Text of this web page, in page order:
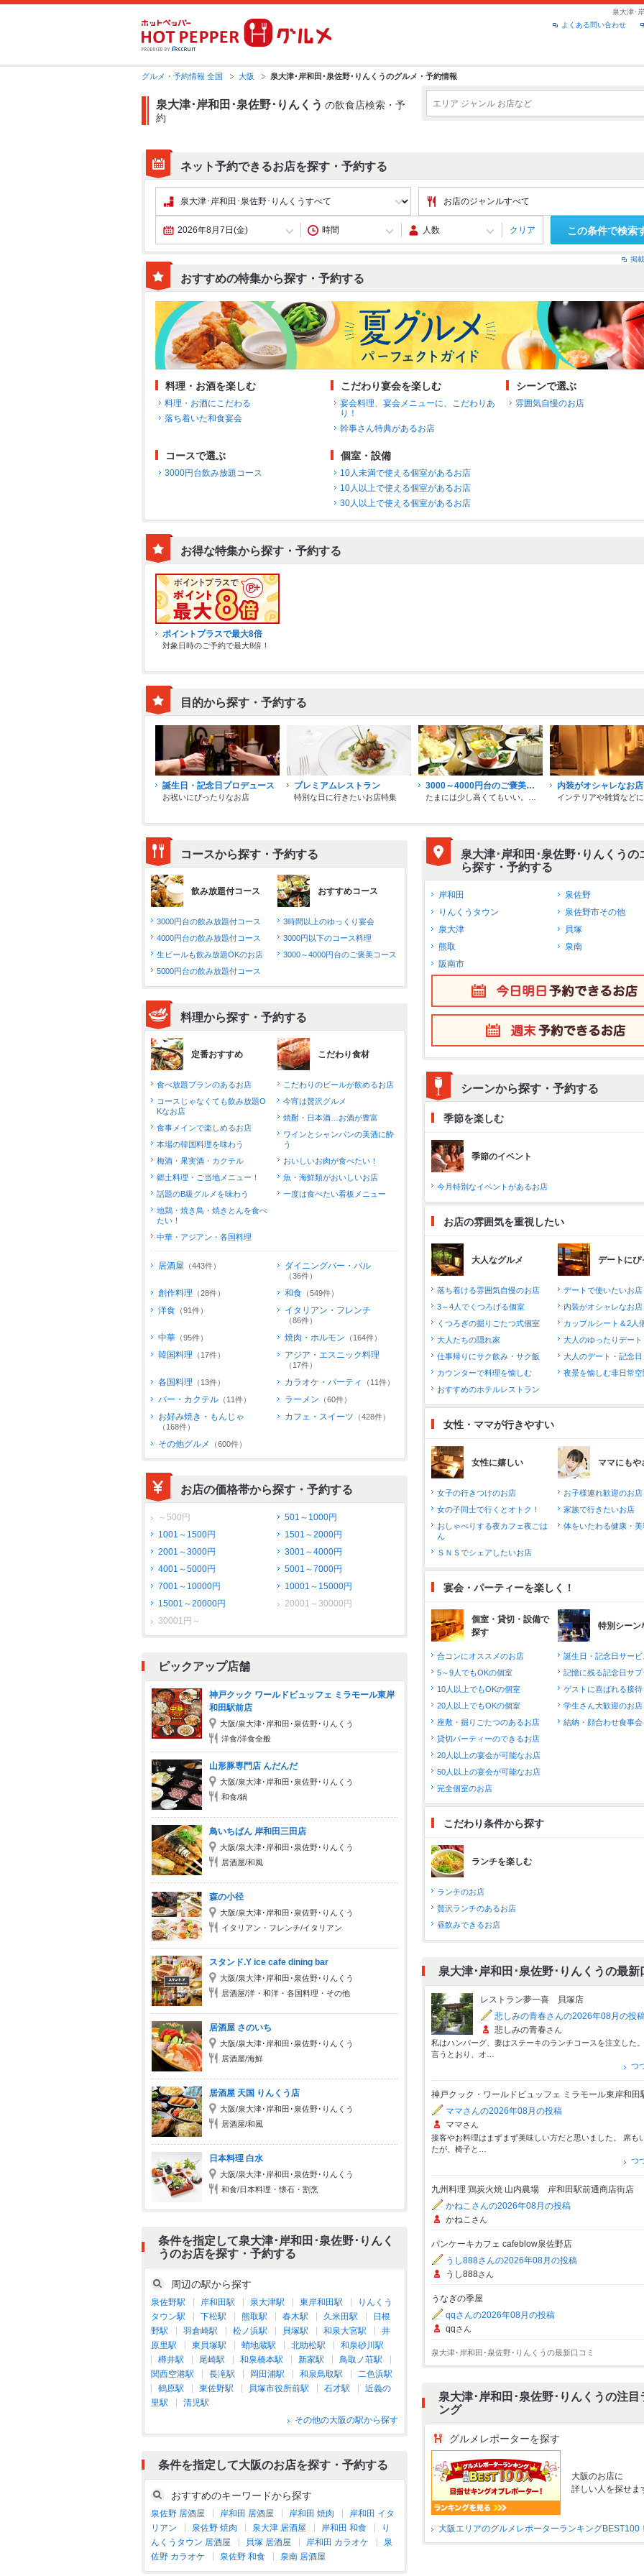
泉大津･
よくある問い合わせ
グルメ・予約情報 全国 大阪 泉大津･岸和田･泉佐野･りんくうのグルメ・予約情報
泉大津･岸和田･泉佐野･りんくう の飲食店検索・予
約
ネット予約できるお店を探す・予約する
2026年8月7日(金) クリア この条件で検索
掲
おすすめの特集から探す・予約する
料理・お酒を楽しむ
料理・お酒にこだわる
落ち着いた和食宴会
こだわり宴会を楽しむ
宴会料理、宴会メニューに、こだわりあ
り！
幹事さん特典があるお店
シーンで選ぶ
雰囲気自慢のお店
コースで選ぶ
3000円台飲み放題コース
個室・設備
10人未満で使える個室があるお店
10人以上で使える個室があるお店
30人以上で使える個室があるお店
お得な特集から探す・予約する
ポイントプラスで最大8倍
対象日時のご予約で最大8倍！
目的から探す・予約する
誕生日・記念日プロデュース
お祝いにぴったりなお店
プレミアムレストラン
特別な日に行きたいお店特集
3000～4000円台のご褒美コース 内装がオシャレなお店
コースから探す・予約する
飲み放題付コース
3000円台の飲み放題付コース
4000円台の飲み放題付コース
生ビールも飲み放題OKのお店
5000円台の飲み放題付コース
おすすめコース
3時間以上のゆっくり宴会
3000円以下のコース料理
3000～4000円台のご褒美コース
料理から探す・予約する
定番おすすめ
食べ放題プランのあるお店
コースじゃなくても飲み放題O
Kなお店
食事メインで楽しめるお店
本場の韓国料理を味わう
梅酒・果実酒・カクテル
郷土料理・ご当地メニュー！
話題のB級グルメを味わう
地鶏・焼き鳥・焼きとんを食べ
たい！
中華・アジアン・各国料理
こだわり食材
こだわりのビールが飲めるお店
今宵は贅沢グルメ
焼酎・日本酒…お酒が豊富
ワインとシャンパンの美酒に酔
う
おいしいお肉が食べたい！
魚・海鮮類がおいしいお店
一度は食べたい看板メニュー
居酒屋 （443件） ダイニングバー・バル
（36件）
創作料理 （28件） 和食 （549件）
洋食 （91件） イタリアン・フレンチ
（86件）
中華 （95件） 焼肉・ホルモン （164件）
韓国料理 （17件） アジア・エスニック料理
（17件）
各国料理 （13件） カラオケ・パーティ （11件）
バー・カクテル （11件） ラーメン （60件）
お好み焼き・もんじゃ
（168件）
カフェ・スイーツ （428件）
その他グルメ （600件）
お店の価格帯から探す・予約する
～500円
501～1000円
1001～1500円
1501～2000円
2001～3000円
3001～4000円
4001～5000円
5001～7000円
7001～10000円
10001～15000円
15001～20000円
20001～30000円
30001円～
ピックアップ店舗
神戸クック ワールドビュッフェ ミラモール東岸
和田駅前店
大阪/泉大津･岸和田･泉佐野･りんくう
洋食/洋食全般
山形豚専門店 んだんだ
大阪/泉大津･岸和田･泉佐野･りんくう
和食/鍋
鳥いちばん 岸和田三田店
大阪/泉大津･岸和田･泉佐野･りんくう
居酒屋/和風
森の小径
大阪/泉大津･岸和田･泉佐野･りんくう
イタリアン・フレンチ/イタリアン
スタンド.Y ice cafe dining bar
大阪/泉大津･岸和田･泉佐野･りんくう
居酒屋/洋・和洋・各国料理・その他
居酒屋 さのいち
大阪/泉大津･岸和田･泉佐野･りんくう
居酒屋/海鮮
居酒屋 天国 りんくう店
大阪/泉大津･岸和田･泉佐野･りんくう
居酒屋/和風
日本料理 白水
大阪/泉大津･岸和田･泉佐野･りんくう
和食/日本料理・懐石・割烹
条件を指定して泉大津･岸和田･泉佐野･りんく
うのお店を探す・予約する
周辺の駅から探す
泉佐野駅 岸和田駅 泉大津駅 東岸和田駅
りんくう
タウン駅
下松駅 熊取駅 春木駅 久米田駅
日根
野駅
羽倉崎駅 松ノ浜駅 貝塚駅 和泉大宮駅
井
原里駅
東貝塚駅 蛸地蔵駅 北助松駅
和泉砂川駅
樽井駅
尾崎駅 和泉橋本駅 新家駅
鳥取ノ荘駅
関西空港駅
長滝駅 岡田浦駅 和泉鳥取駅
二色浜駅
鶴原駅
東佐野駅 貝塚市役所前駅 石才駅
近義の
里駅
清児駅
その他の大阪の駅から探す
条件を指定して大阪のお店を探す・予約する
おすすめのキーワードから探す
泉佐野 居酒屋 岸和田 居酒屋 岸和田 焼肉
岸和田 イタ
リアン
泉佐野 焼肉 泉大津 居酒屋 岸和田 和食
り
んくうタウン 居酒屋
貝塚 居酒屋 岸和田 カラオケ
泉
佐野 カラオケ
泉佐野 和食 泉南 居酒屋
泉大津･岸和田･泉佐野･りんくうの
ら探す・予約する
岸和田
泉佐野
りんくうタウン
泉佐野市その他
泉大津
貝塚
熊取
泉南
阪南市
シーンから探す・予約する
季節を楽しむ
季節のイベント
今月特別なイベントがあるお店
お店の雰囲気を重視したい
大人なグルメ
落ち着ける雰囲気自慢のお店
3～4人でくつろげる個室
くつろぎの掘りごたつ式個室
大人たちの隠れ家
仕事帰りにサク飲み・サク飯
カウンターで料理を愉しむ
おすすめのホテルレストラン
デートにぴ
デートで使いたいお店
内装がオシャレなお店
カップルシート＆2人
大人のゆったりデート
大人のデート・記念日
夜景を愉しむ非日常空
女性・ママが行きやすい
女性に嬉しい
女子の行きつけのお店
女の子同士で行くとオトク！
おしゃべりする夜カフェ夜ごは
ん
ＳＮＳでシェアしたいお店
ママにもや
お子様連れ歓迎のお店
家族で行きたいお店
体をいたわる健康・美
宴会・パーティーを楽しく！
個室・貸切・設備で
探す
合コンにオススメのお店
5～9人でもOKの個室
10人以上でもOKの個室
20人以上でもOKの個室
座敷・掘りごたつのあるお店
貸切パーティーのできるお店
20人以上の宴会が可能なお店
50人以上の宴会が可能なお店
完全個室のお店
特別シーン
誕生日・記念日サービ
記憶に残る記念日サ
ゲストに喜ばれる接
学生さん大歓迎のお店
結納・顔合わせ食事会
こだわり条件から探す
ランチを楽しむ
ランチのお店
贅沢ランチのあるお店
昼飲みできるお店
泉大津･岸和田･泉佐野･りんくうの最新
レストラン夢一喜 貝塚店
悲しみの青春さんの2026年08月の投
悲しみの青春さん
私はハンバーグ、妻はステーキのランチコースを注文した
言うとおり、オ…
つ
神戸クック・ワールドビュッフェ ミラモール東岸和田
ママさんの2026年08月の投稿
ママさん
接客やお料理はまずまず美味しい方だと思いました。 席も
たが、椅子と…
つ
九州料理 鶏炭火焼 山内農場 岸和田駅前通商店街店
かねこさんの2026年08月の投稿
かねこ さん
パンケーキカフェ cafeblow泉佐野店
うし888さんの2026年08月の投稿
うし888さん
うなぎの季屋
qqさんの2026年08月の投稿
qqさん
泉大津･岸和田･泉佐野･りんくうの最新口コミ
泉大津･岸和田･泉佐野･りんくうの注目
ング
グルメレポーターを探す
大阪のお店に
詳しい人を探せま
大阪エリアのグルメレポーターランキングBEST100！